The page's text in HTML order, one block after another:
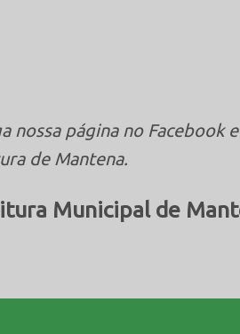
nossa página no Facebook
de Mantena.
Municipal de